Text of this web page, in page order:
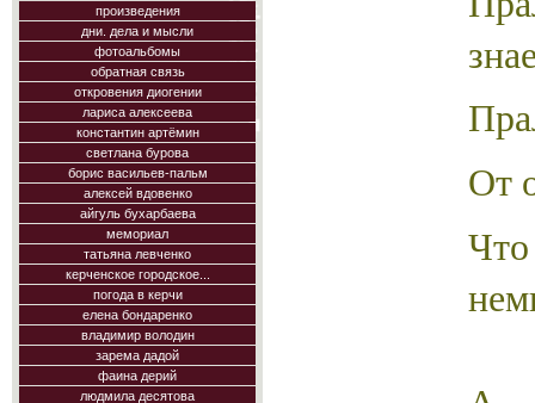
произведения
дни. дела и мысли
фотоальбомы
обратная связь
откровения диогении
лариса алексеева
константин артёмин
светлана бурова
борис васильев-пальм
алексей вдовенко
айгуль бухарбаева
мемориал
татьяна левченко
керченское городское...
погода в керчи
елена бондаренко
владимир володин
зарема дадой
фаина дерий
людмила десятова
От